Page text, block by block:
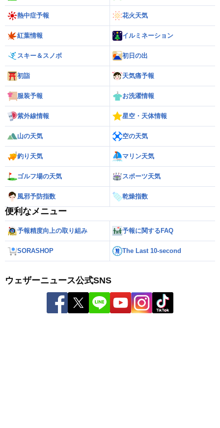
熱中症予報 花火天気
紅葉情報 イルミネーション
スキー＆スノボ 初日の出
初詣 天気痛予報
服装予報 お洗濯情報
紫外線情報 星空・天体情報
山の天気 空の天気
釣り天気 マリン天気
ゴルフ場の天気 スポーツ天気
風邪予防指数 乾燥指数
便利なメニュー
予報精度向上の取り組み 予報に関するFAQ
SORASHOP The Last 10-second
ウェザーニュース公式SNS